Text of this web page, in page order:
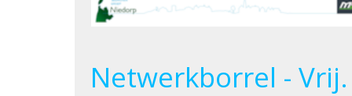
Netwerkborrel - Vrij.